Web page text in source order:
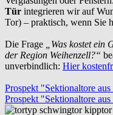
Tür integrieren wir auf
Tor) – praktisch, wenn Sie
Die Frage
„Was kostet
der Region Weihenzell?“
unverbindlich: Hier
Prospekt "Sektionaltore
Prospekt "Sektionaltore